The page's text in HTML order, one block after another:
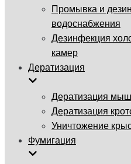
Промывка и
водоснабжения
Дезинфекция
камер
Дератизация
Дератизация
Дератизация
Уничтожение
Фумигация